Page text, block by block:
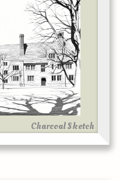
Charcoal Sketch